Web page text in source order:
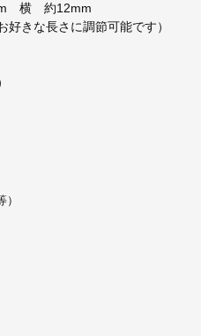
横 約12mm
きな長さに調節可能です）